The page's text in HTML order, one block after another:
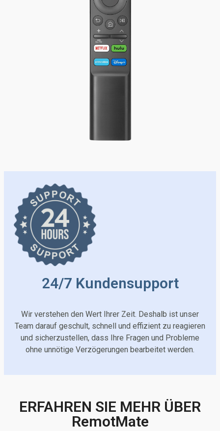
24/7 Kundensupport
Wir verstehen den Wert Ihrer Zeit. Deshalb ist unser
Team darauf geschult, schnell und effizient zu reagieren
und sicherzustellen, dass Ihre Fragen und Probleme
ohne unnötige Verzögerungen bearbeitet werden.
ERFAHREN SIE MEHR ÜBER
RemotMate